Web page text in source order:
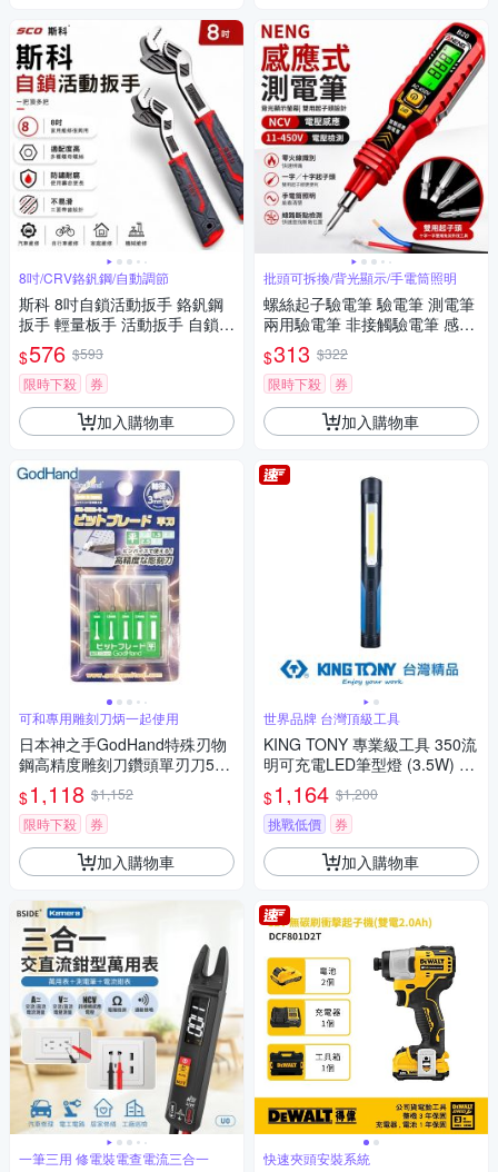
8吋/CRV鉻釩鋼/自動調節
斯科 8吋自鎖活動扳手 鉻釩鋼
扳手 輕量板手 活動扳手 自鎖夾
持 三面帶齒 扳手 防滑 維修工
具
$576 $593
限時下殺
券
加入購物車
可和專用雕刻刀炳一起使用
日本神之手GodHand特殊刃物
鋼高精度雕刻刀鑽頭單刃刀5入
組GH-BBH-1-3(平刀;軸徑3m
m;寬度:1mm 1.5mm 2mm 2.5
mm 3mm)
$1,118 $1,152
限時下殺
券
加入購物車
一筆三用 修電裝電查電流三合一
批頭可拆換/背光顯示/手電筒照明
螺絲起子驗電筆 驗電筆 測電筆
兩用驗電筆 非接觸驗電筆 感應
驗電筆 電工驗電筆
$313 $322
限時下殺
券
加入購物車
世界品牌 台灣頂級工具
KING TONY 專業級工具 350流
明可充電LED筆型燈 (3.5W) (9
TA282)
$1,164 $1,200
挑戰低價
券
加入購物車
快速夾頭安裝系統